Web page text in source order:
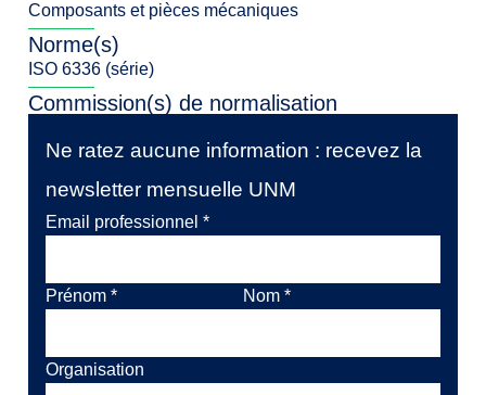
Composants et pièces mécaniques
Norme(s)
ISO 6336 (série)
Commission(s) de normalisation
Ne ratez aucune information : recevez la
newsletter mensuelle UNM
Email professionnel *
Prénom * Nom *
Organisation